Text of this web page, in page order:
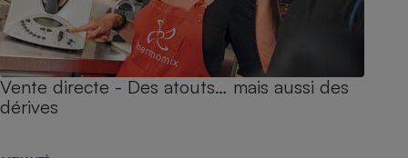
Vente directe - Des atouts… mais aussi des
dérives